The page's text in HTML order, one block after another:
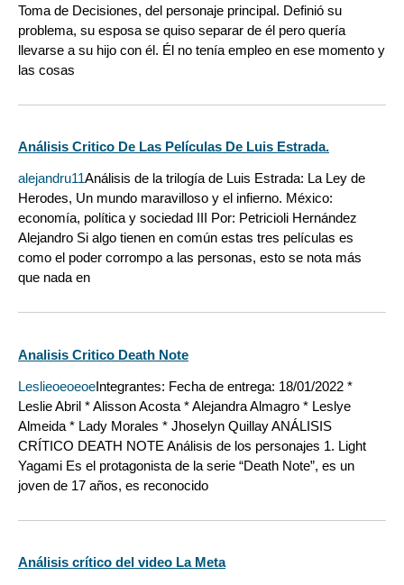
Toma de Decisiones, del personaje principal. Definió su
problema, su esposa se quiso separar de él pero quería
llevarse a su hijo con él. Él no tenía empleo en ese momento y
las cosas
Análisis Critico De Las Películas De Luis Estrada.
alejandru11Análisis de la trilogía de Luis Estrada: La Ley de
Herodes, Un mundo maravilloso y el infierno. México:
economía, política y sociedad III Por: Petricioli Hernández
Alejandro Si algo tienen en común estas tres películas es
como el poder corrompo a las personas, esto se nota más
que nada en
Analisis Critico Death Note
LeslieoeoeoeIntegrantes: Fecha de entrega: 18/01/2022 *
Leslie Abril * Alisson Acosta * Alejandra Almagro * Leslye
Almeida * Lady Morales * Jhoselyn Quillay ANÁLISIS
CRÍTICO DEATH NOTE Análisis de los personajes 1. Light
Yagami Es el protagonista de la serie “Death Note”, es un
joven de 17 años, es reconocido
Análisis crítico del video La Meta